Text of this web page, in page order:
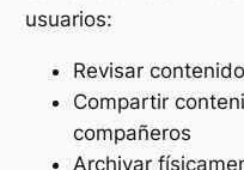
usuarios:
Revisar
Compartir
compañeros
Archivar